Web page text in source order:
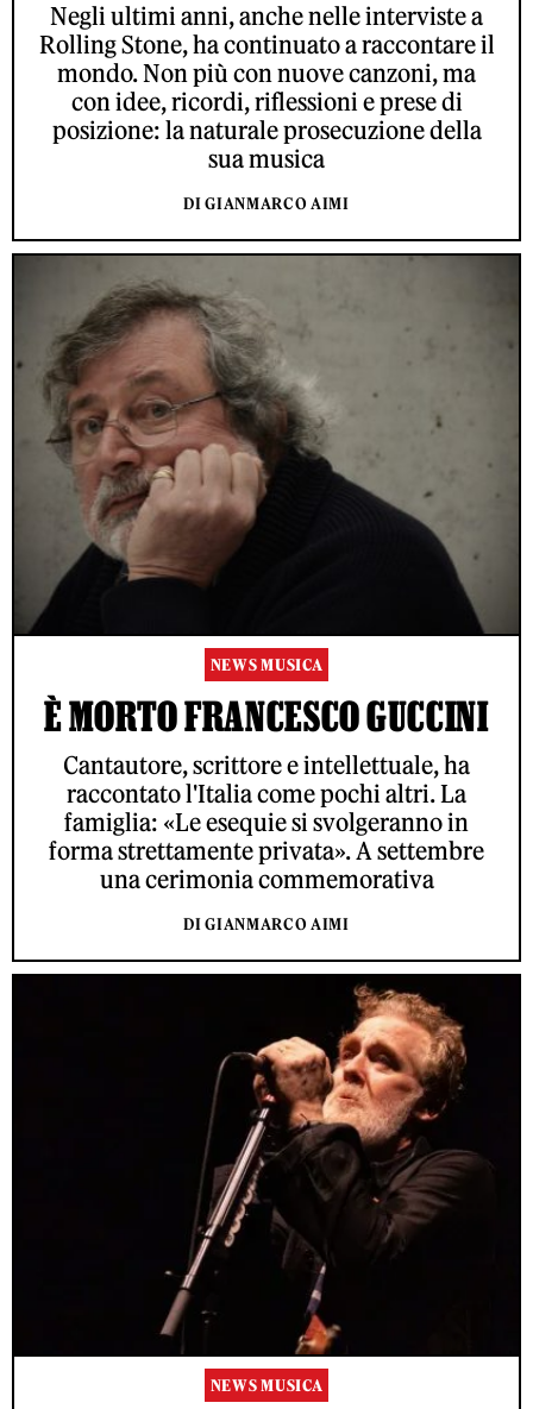
Negli ultimi anni, anche nelle interviste a
Rolling Stone, ha continuato a raccontare il
mondo. Non più con nuove canzoni, ma
con idee, ricordi, riflessioni e prese di
posizione: la naturale prosecuzione della
sua musica
DI GIANMARCO AIMI
NEWS MUSICA
È MORTO FRANCESCO GUCCINI
Cantautore, scrittore e intellettuale, ha
raccontato l'Italia come pochi altri. La
famiglia: «Le esequie si svolgeranno in
forma strettamente privata». A settembre
una cerimonia commemorativa
DI GIANMARCO AIMI
NEWS MUSICA